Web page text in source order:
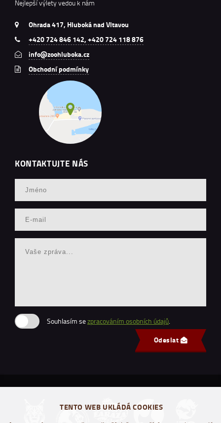
Nejlepší výlety vedou k nám
Ohrada 417, Hluboká nad Vltavou
+420 724 846 142, +420 724 118 876
info@zoohluboka.cz
Obchodní podmínky
KONTAKTUJTE NÁS
Souhlasím sezpracováním osobních údajů.
Odeslat
TENTO WEB UKLÁDÁ COOKIES